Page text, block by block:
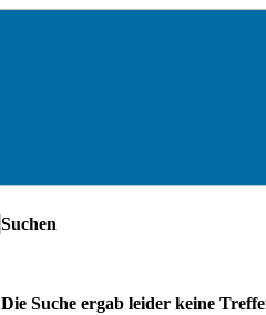
Suchen
Die Suche ergab leider keine